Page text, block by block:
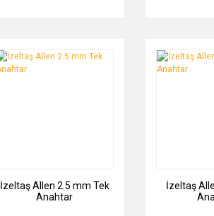
İzeltaş Allen 2.5 mm Tek
Anahtar
İzeltaş